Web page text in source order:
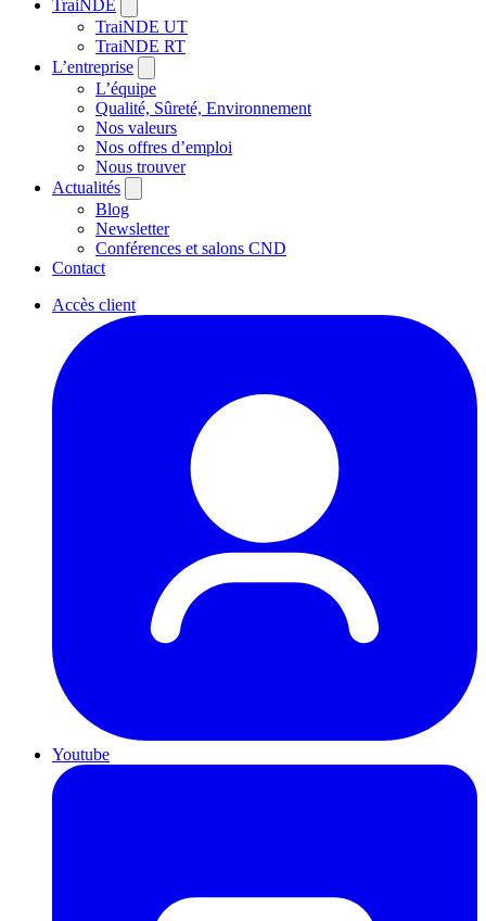
TraiNDE
TraiNDE UT
TraiNDE RT
L’entreprise
L’équipe
Qualité, Sûreté, Environnement
Nos valeurs
Nos offres d’emploi
Nous trouver
Actualités
Blog
Newsletter
Conférences et salons CND
Contact
Accès client
Youtube